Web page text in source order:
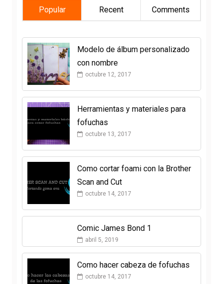
Popular Recent Comments
Modelo de álbum personalizado
con nombre
octubre 12, 2017
Herramientas y materiales para
fofuchas
octubre 13, 2017
Como cortar foami con la Brother
Scan and Cut
octubre 14, 2017
Comic James Bond 1
abril 5, 2019
Como hacer cabeza de fofuchas
octubre 14, 2017